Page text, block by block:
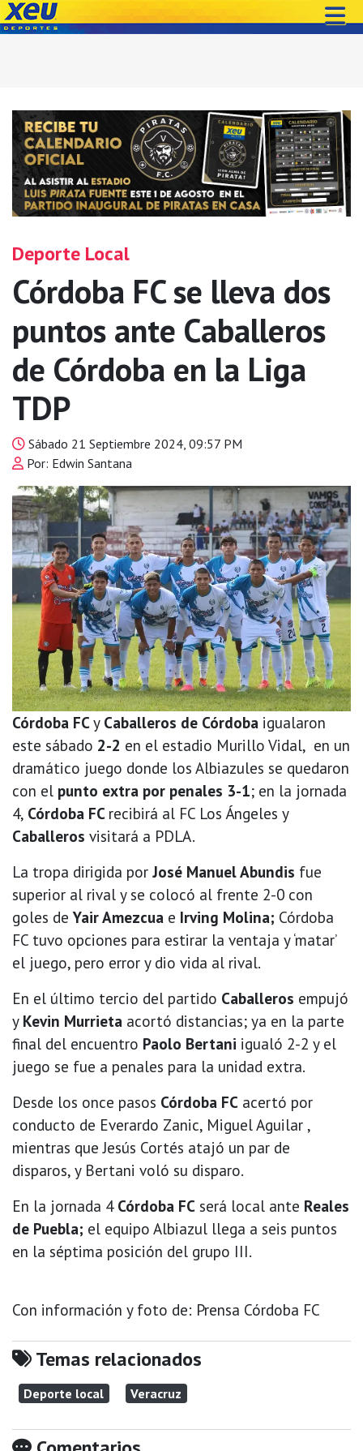
Deporte Local
Córdoba FC se lleva dos
puntos ante Caballeros
de Córdoba en la Liga
TDP
Sábado 21 Septiembre 2024, 09:57 PM
Por: Edwin Santana
Córdoba FCy Caballeros de Córdoba igualaron
este sábado 2-2 en el estadio Murillo Vidal, en un
dramático juego donde los Albiazules se quedaron
con el punto extra por penales 3-1; en la jornada
4, Córdoba FC recibirá al FC Los Ángeles y
Caballeros visitará a PDLA.
La tropa dirigida por José Manuel Abundis fue
superior al rival y se colocó al frente 2-0 con
goles deYair Amezcua e Irving Molina; Córdoba
FC tuvo opciones para estirar la ventaja y ‘matar’
el juego, pero error y dio vida al rival.
En el último tercio del partido Caballeros empujó
y Kevin Murrieta acortó distancias; ya en la parte
final del encuentro Paolo Bertani igualó 2-2 y el
juego se fue a penales para la unidad extra.
Desde los once pasos Córdoba FC acertó por
conducto de Everardo Zanic, Miguel Aguilar ,
mientras que Jesús Cortés atajó un par de
disparos, y Bertani voló su disparo.
En la jornada 4 Córdoba FC será local ante Reales
de Puebla; el equipo Albiazul llega a seis puntos
en la séptima posición del grupo III.
Con información y foto de: Prensa Córdoba FC
Temas relacionados
Deporte local Veracruz